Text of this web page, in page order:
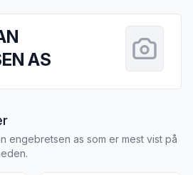
AS
fra GUNN OG JAN
engebretsen as som er mest vist på